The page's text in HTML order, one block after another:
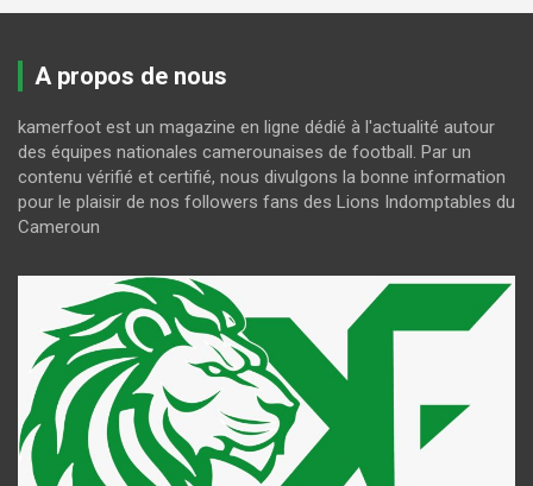
A propos de nous
kamerfoot est un magazine en ligne dédié à l'actualité autour
des équipes nationales camerounaises de football. Par un
contenu vérifié et certifié, nous divulgons la bonne information
pour le plaisir de nos followers fans des Lions Indomptables du
Cameroun